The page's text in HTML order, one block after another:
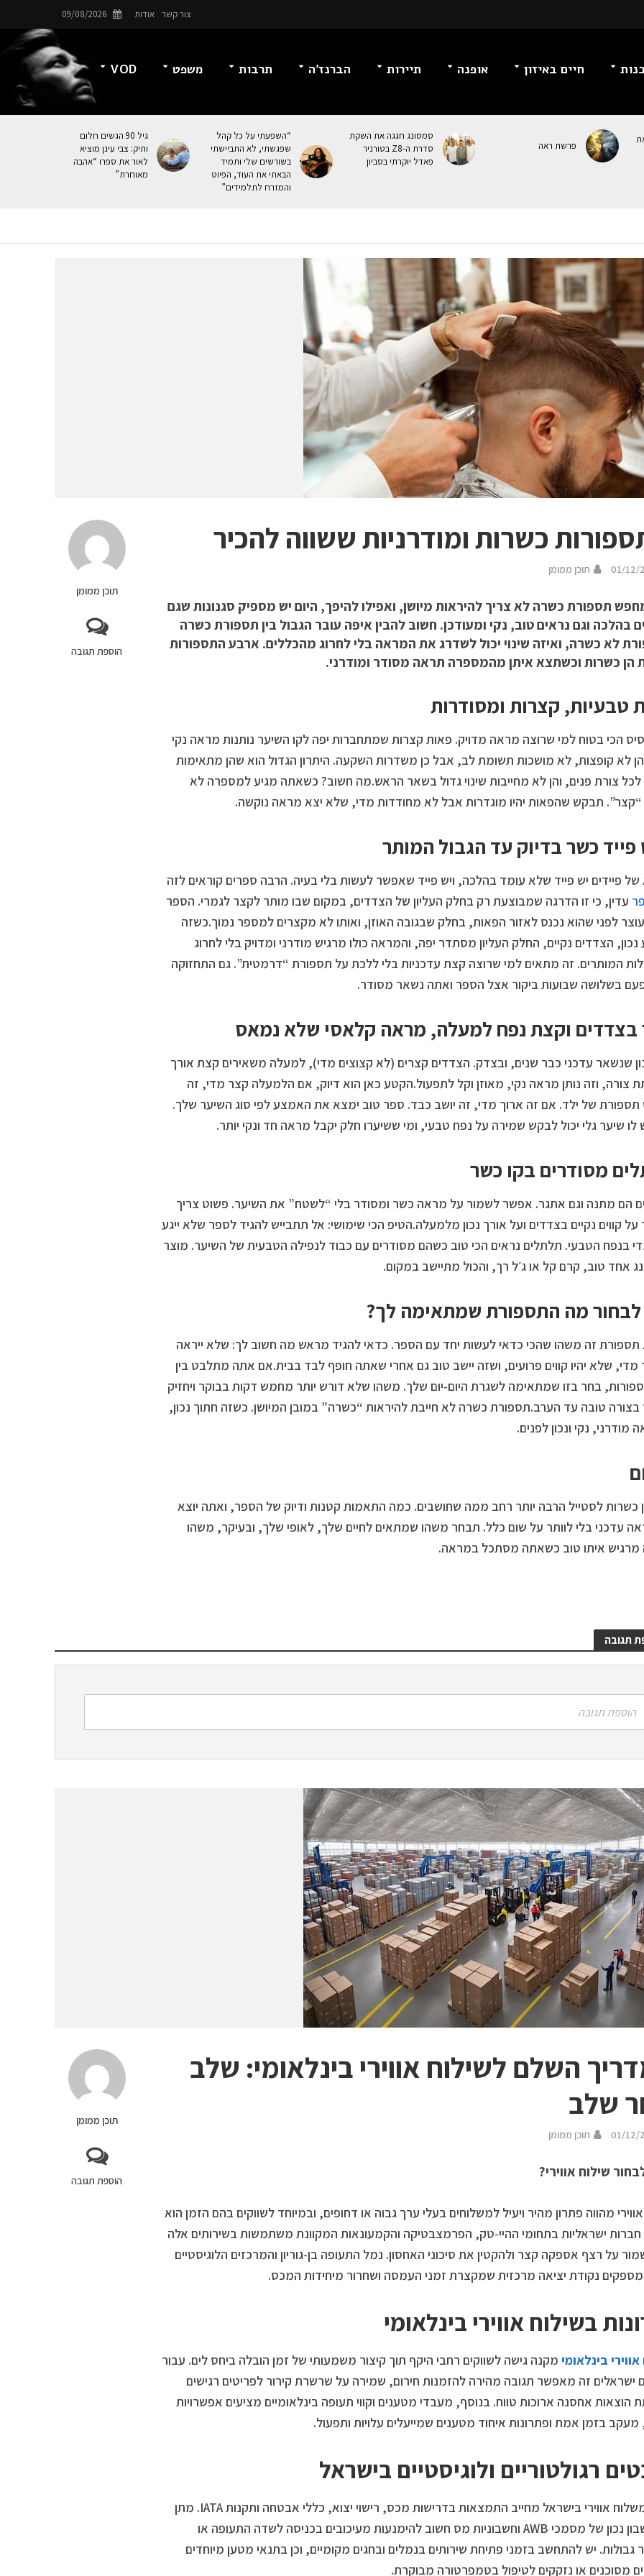
צור קשר אודות 09/08/2026
חיים באיזון אופנה תיירות הברנז’ה תרבות משפט VOD
פרשת ראה
סמסונג חגגה את השקת
סדרת ה-Z8 בטורניר
פאדל יוקרתי בסביון
“השפעתי על כל קהל
שפגשתי, לא התביישתי
בשורשים שלי ותמיד
הבאתי את העוּד, הפיוט
והמזרח לתלמידים”
גיל 90 הגשים חלום
ותיק: צבי עינן מוציא
לאור את ספרו “אהבה
מאוחרת”
תוכן ממומן
הוספת תגובה
01/12/ תוכן ממומן
תספורת כשרה לא צריך להיראות מיושן, ואפילו להיפך, היום יש מספיק סגנונות שגם
בהלכה וגם נראים טוב, נקי ומעודכן. חשוב להבין איפה עובר הגבול בין תספורת כשרה
לא כשרה, ואיזה שינוי יכול לשדרג את המראה בלי לחרוג מהכללים. ארבע התספורות
הן כשרות וכשתצא איתן מהמספרה תראה מסודר ומודרני.
טבעיות, קצרות ומסודרות
הכי בטוח למי שרוצה מראה מדויק. פאות קצרות שמתחברות יפה לקו השיער נותנות מראה נקי
הן לא קופצות, לא מושכות תשומת לב, אבל כן משדרות השקעה. היתרון הגדול הוא שהן מתאימות
צורת פנים, והן לא מחייבות שינוי גדול בשאר הראש.מה חשוב? כשאתה מגיע למספרה לא
תבקש שהפאות יהיו מוגדרות אבל לא מחודדות מדי, שלא יצא מראה נוקשה.
פייד כשר בדיוק עד הגבול המותר
פיידים יש פייד שלא עומד בהלכה, ויש פייד שאפשר לעשות בלי בעיה. הרבה ספרים קוראים לזה
עדין, כי זו הדרגה שמבוצעת רק בחלק העליון של הצדדים, במקום שבו מותר לקצר לגמרי. הספר
לפני שהוא נכנס לאזור הפאות, בחלק שבגובה האוזן, ואותו לא מקצרים למספר נמוך.כשזה
הצדדים נקיים, החלק העליון מסתדר יפה, והמראה כולו מרגיש מודרני ומדויק בלי לחרוג
המותרים. זה מתאים למי שרוצה קצת עדכניות בלי ללכת על תספורת “דרמטית”. גם התחזוקה
בשלושה שבועות ביקור אצל הספר ואתה נשאר מסודר.
בצדדים וקצת נפח למעלה, מראה קלאסי שלא נמאס
שנשאר עדכני כבר שנים, ובצדק. הצדדים קצרים (לא קצוצים מדי), למעלה משאירים קצת אורך
צורה, וזה נותן מראה נקי, מאוזן וקל לתפעול.הקטע כאן הוא דיוק, אם הלמעלה קצר מדי, זה
תספורת של ילד. אם זה ארוך מדי, זה יושב כבד. ספר טוב ימצא את האמצע לפי סוג השיער שלך.
לו שיער גלי יכול לבקש שמירה על נפח טבעי, ומי ששיערו חלק יקבל מראה חד ונקי יותר.
מסודרים בקו כשר
הם מתנה וגם אתגר. אפשר לשמור על מראה כשר ומסודר בלי “לשטח” את השיער. פשוט צריך
קווים נקיים בצדדים ועל אורך נכון מלמעלה.הטיפ הכי שימושי: אל תתבייש להגיד לספר שלא ייגע
בנפח הטבעי. תלתלים נראים הכי טוב כשהם מסודרים עם כבוד לנפילה הטבעית של השיער. מוצר
אחד טוב, קרם קל או ג׳ל רך, והכול מתיישב במקום.
לבחור מה התספורת שמתאימה לך?
תספורת זה משהו שהכי כדאי לעשות יחד עם הספר. כדאי להגיד מראש מה חשוב לך: שלא ייראה
מדי, שלא יהיו קווים פרועים, ושזה יישב טוב גם אחרי שאתה חופף לבד בבית.אם אתה מתלבט בין
בחר בזו שמתאימה לשגרת היום-יום שלך. משהו שלא דורש יותר מחמש דקות בבוקר ויחזיק
טובה עד הערב.תספורת כשרה לא חייבת להיראות “כשרה” במובן המיושן. כשזה חתוך נכון,
מודרני, נקי ונכון לפנים.
כשרות לסטייל הרבה יותר רחב ממה שחושבים. כמה התאמות קטנות ודיוק של הספר, ואתה יוצא
עדכני בלי לוותר על שום כלל. תבחר משהו שמתאים לחיים שלך, לאופי שלך, ובעיקר, משהו
איתו טוב כשאתה מסתכל במראה.
תגובה
הוספת תגובה
תוכן ממומן
הוספת תגובה
השלם לשילוח אווירי בינלאומי: שלב
שלב
01/12/ תוכן ממומן
שילוח אווירי?
מהווה פתרון מהיר ויעיל למשלוחים בעלי ערך גבוה או דחופים, ובמיוחד לשווקים בהם הזמן הוא
חברות ישראליות בתחומי ההיי‑טק, הפרמצבטיקה והקמעונאות המקוונת משתמשות בשירותים אלה
על רצף אספקה קצר ולהקטין את סיכוני האחסון. נמל התעופה בן‑גוריון והמרכזים הלוגיסטיים
מספקים נקודת יציאה מרכזית שמקצרת זמני העמסה ושחרור מיחידות המכס.
בשילוח אווירי בינלאומי
בינלאומימקנה גישה לשווקים רחבי היקף תוך קיצור משמעותי של זמן הובלה ביחס לים. עבור
ישראלים זה מאפשר תגובה מהירה להזמנות חירום, שמירה על שרשרת קירור לפריטים רגישים
הוצאות אחסנה ארוכות טווח. בנוסף, מעבדי מטענים וקווי תעופה בינלאומיים מציעים אפשרויות
מעקב בזמן אמת ופתרונות איחוד מטענים שמייעלים עלויות ותפעול.
רגולטוריים ולוגיסטיים בישראל
ניהול משלוח אווירי בישראל מחייב התמצאות בדרישות מכס, רישוי יצוא, כללי אבטחה ותקנות IATA. מתן
דין וחשבון נכון של מסמכי AWB וחשבוניות מס חשוב להימנעות מעיכובים בכניסה לשדה התעופה או
יש להתחשב בזמני פתיחת שירותים בנמלים ובחגים מקומיים, וכן בתנאי מטען מיוחדים
מסוכנים או נזקקים לטיפול בטמפרטורה מבוקרת.